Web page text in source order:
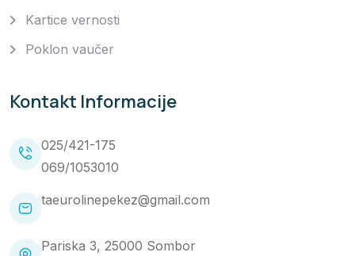
Kartice vernosti
Poklon vaučer
Kontakt Informacije
025/421-175
069/1053010
taeurolinepekez@gmail.com
Pariska 3, 25000 Sombor